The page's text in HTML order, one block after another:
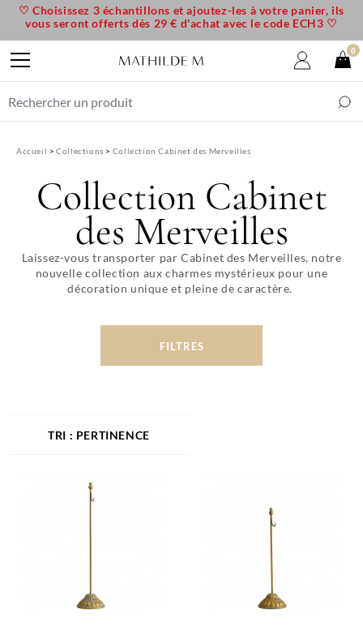
Accueil Collections Collection Cabinet des Merveilles
Collection Cabinet
des Merveilles
Laissez-vous transporter par Cabinet des Merveilles, notre
nouvelle collection aux charmes mystérieux pour une
décoration unique et pleine de caractère.
FILTRES
PERTINENCE
♡ Choisissez 3 échantillons et ajoutez-les à votre panier, ils
vous seront offerts dès 29 € d'achat avec le code ECH3 ♡
0